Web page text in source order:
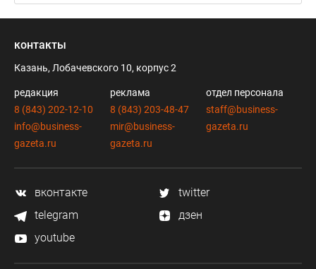
контакты
Казань, Лобачевского 10, корпус 2
редакция
8 (843) 202-12-10
info@business-
gazeta.ru
реклама
8 (843) 203-48-47
mir@business-
gazeta.ru
отдел персонала
staff@business-
gazeta.ru
вконтакте
twitter
telegram
дзен
youtube